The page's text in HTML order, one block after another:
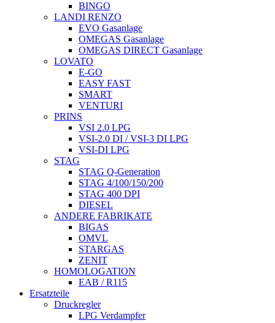
BINGO
LANDI RENZO
EVO Gasanlage
OMEGAS Gasanlage
OMEGAS DIRECT Gasanlage
LOVATO
E-GO
EASY FAST
SMART
VENTURI
PRINS
VSI 2.0 LPG
VSI-2.0 DI / VSI-3 DI LPG
VSI-DI LPG
STAG
STAG Q-Generation
STAG 4/100/150/200
STAG 400 DPI
DIESEL
ANDERE FABRIKATE
BIGAS
OMVL
STARGAS
ZENIT
HOMOLOGATION
EAB / R115
Ersatzteile
Druckregler
LPG Verdampfer